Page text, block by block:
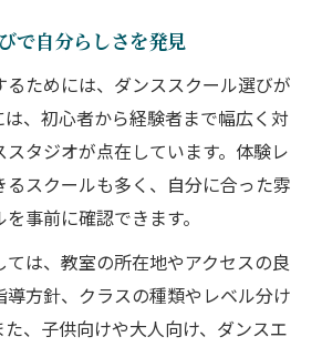
が生むダンススクールの出会い
ッスンで高め合う喜び
会で感じる達成感と友情
ールがつなぐ新しいコミュニテ
て通えるレッスン環境とは
ール初心者向けサポートポイン
も安心なダンススクールの工夫
で自分らしさを発見
るためには、ダンススクール選びが
、初心者から経験者まで幅広く対
タジオが点在しています。体験レ
るスクールも多く、自分に合った雰
事前に確認できます。
は、教室の所在地やアクセスの良
導方針、クラスの種類やレベル分け
、子供向けや大人向け、ダンスエ